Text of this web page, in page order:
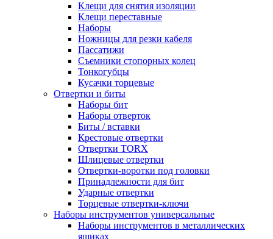
Клещи для снятия изоляции
Клещи переставные
Наборы
Ножницы для резки кабеля
Пассатижи
Съемники стопорных колец
Тонкогубцы
Кусачки торцевые
Отвертки и биты
Наборы бит
Наборы отверток
Биты / вставки
Крестовые отвертки
Отвертки TORX
Шлицевые отвертки
Отвертки-воротки под головки
Принадлежности для бит
Ударные отвертки
Торцевые отвертки-ключи
Наборы инструментов универсальные
Наборы инструментов в металлических
ящиках